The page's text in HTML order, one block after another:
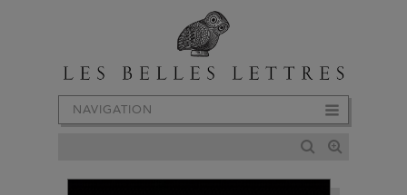
NAVIGATION